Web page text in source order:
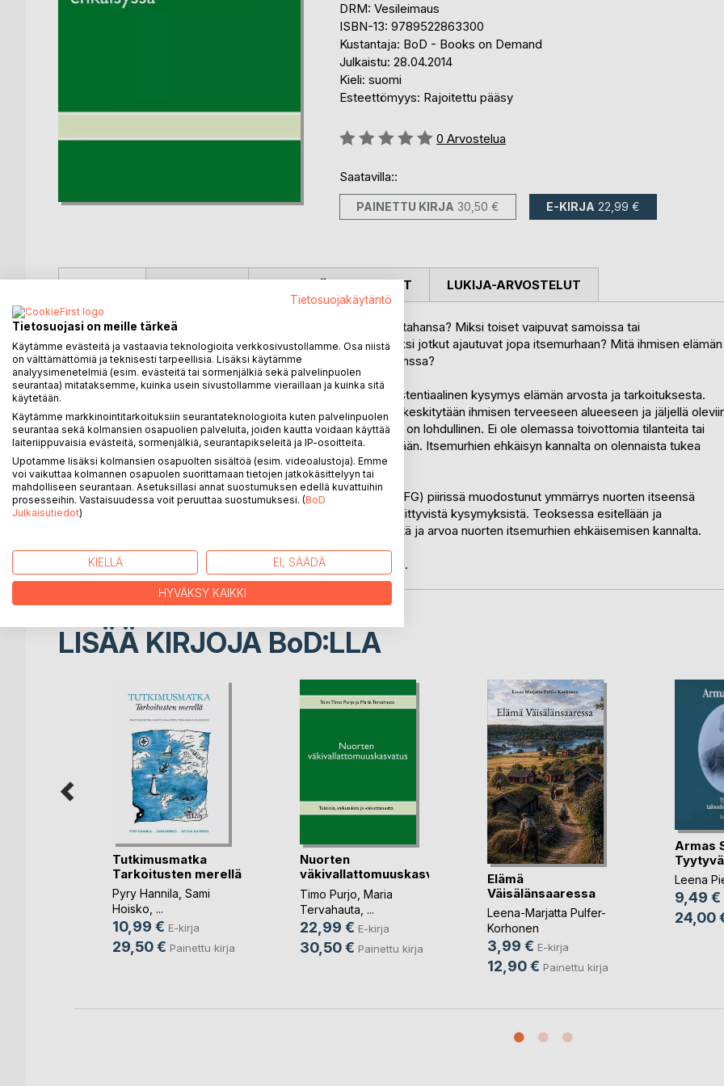
DRM: Vesileimaus
ISBN-13: 9789522863300
Kustantaja: BoD - Books on Demand
Julkaistu: 28.04.2014
Kieli: suomi
Esteettömyys: Rajoitettu pääsy
Arvostelu::
0 Arvostelua
Saatavilla::
PAINETTU KIRJA 30,50 € E-KIRJA 22,99 €
KUVAUS
Miksi jotkut selviävät lähes miten suuresta kärsimyksestä tahansa? Miksi toiset vaipuvat samoissa tai
samankaltaisissa tilanteissa lamauttavaan epätoivoon? Miksi jotkut ajautuvat jopa itsemurhaan? Mitä ihmisen elämän
arvostuksilla ja tarkoituksilla on tekemistä kaiken tämän kanssa?
Tarkoituskeskeisen lähestymistavan lähtökohtana on eksistentiaalinen kysymys elämän arvosta ja tarkoituksesta.
Tarkoituskeskeisyyteen perustuvissa auttamismuodoissa keskitytään ihmisen terveeseen alueeseen ja jäljellä
mahdollisuuksiin ja voimavaroihin. Tällainen auttamismuoto on lohdullinen. Ei ole olemassa toivottomia tilanteita tai
ihmisiä, joilla ei olisi mahdollisuutta tarkoitukselliseen elämään. Itsemurhien ehkäisyn kannalta on olennaista tukea
nuoren kokemusta elämänsä arvosta ja tarkoituksesta.
Tässä julkaisussa kiteytyy Non Fighting Generation ry:n (NFG) piirissä muodostunut ymmärrys nuorten itseensä
kohdistamasta väkivallasta ja itsemurhien ehkäisemiseen liittyvistä kysymyksistä. Teoksessa esitellään ja
perustellaan tarkoituskeskeisen lähestymistavan merkitystä ja arvoa nuorten itsemurhien ehkäisemisen kannalta.
Teos on Non Fighting Generation ry:n kirjasarjan 8. julkaisu.
KIRJAILIJA LEHDISTÖARVOSTELUT LUKIJA-ARVOSTELUT
LISÄÄ KIRJOJA BoD:LLA
Tutkimusmatka
Tarkoitusten merellä
Pyry Hannila Sami
Hoisko , ...
10,99 € E-kirja
29,50 € Painettu kirja
Nuorten
väkivallattomuuskasvatus
Timo Purjo Maria
Tervahauta , ...
22,99 € E-kirja
30,50 € Painettu kirja
Elämä
Väisälänsaaressa
Leena-Marjatta Pulfer-
Korhonen
3,99 € E-kirja
12,90 € Painettu kirja
Armas
Leena
9,49 €
24,00
Tietosuojakäytäntö
Tietosuojasi on meille tärkeä
Käytämme evästeitä ja vastaavia teknologioita verkkosivustollamme. Osa niistä
on välttämättömiä ja teknisesti tarpeellisia. Lisäksi käytämme
analyysimenetelmiä (esim. evästeitä tai sormenjälkiä sekä palvelinpuolen
seurantaa) mitataksemme, kuinka usein sivustollamme vieraillaan ja kuinka sitä
käytetään.
Käytämme markkinointitarkoituksiin seurantateknologioita kuten palvelinpuolen
seurantaa sekä kolmansien osapuolien palveluita, joiden kautta voidaan käyttää
laiteriippuvaisia evästeitä, sormenjälkiä, seurantapikseleitä ja IP-osoitteita.
Upotamme lisäksi kolmansien osapuolten sisältöä (esim. videoalustoja). Emme
voi vaikuttaa kolmannen osapuolen suorittamaan tietojen jatkokäsittelyyn tai
mahdolliseen seurantaan. Asetuksillasi annat suostumuksen edellä kuvattuihin
prosesseihin. Vastaisuudessa voit peruuttaa suostumuksesi. (BoD
Julkaisutiedot)
KIELLÄ EI, SÄÄDÄ
HYVÄKSY KAIKKI